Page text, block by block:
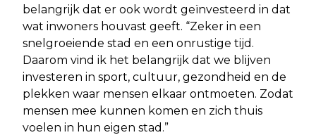
belangrijk dat er ook wordt geïnvesteerd in dat
wat inwoners houvast geeft. “Zeker in een
snelgroeiende stad en een onrustige tijd.
Daarom vind ik het belangrijk dat we blijven
investeren in sport, cultuur, gezondheid en de
plekken waar mensen elkaar ontmoeten. Zodat
mensen mee kunnen komen en zich thuis
voelen in hun eigen stad.”